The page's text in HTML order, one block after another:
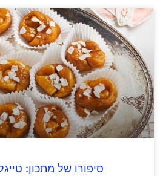
סיפורו של מתכון: טייגלך Teiglach